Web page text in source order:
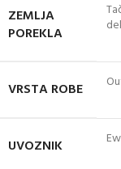
ZEMLJA
POREKLA
VRSTA ROBE
UVOZNIK